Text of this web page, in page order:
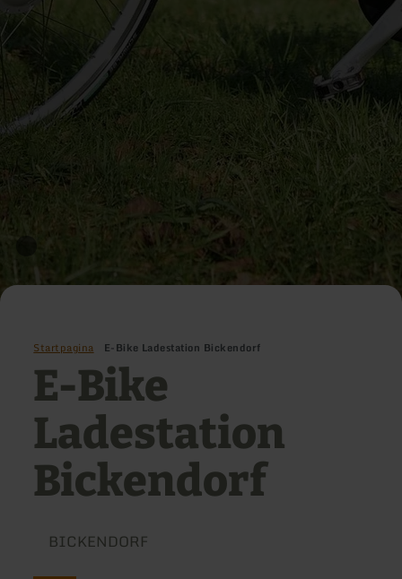
Startpagina E-Bike Ladestation Bickendorf
E-Bike
Ladestation
Bickendorf
BICKENDORF